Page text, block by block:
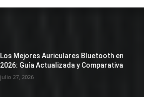
Los Mejores Auriculares Bluetooth en
2026: Guía Actualizada y Comparativa
julio 27, 2026